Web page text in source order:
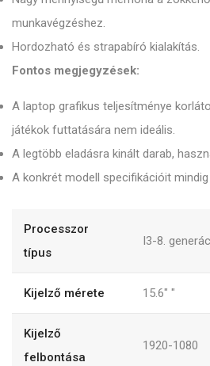
munkavégzéshez.
Hordozható és strapabíró kialakítás.
Fontos megjegyzések:
A laptop grafikus teljesítménye
játékok futtatására nem ideális.
A legtöbb eladásra kinált darab,
A konkrét modell specifikációit
Processzor
típus
I3-8.
Kijelző mérete 15.6" "
Kijelző
felbontása
1920-1080